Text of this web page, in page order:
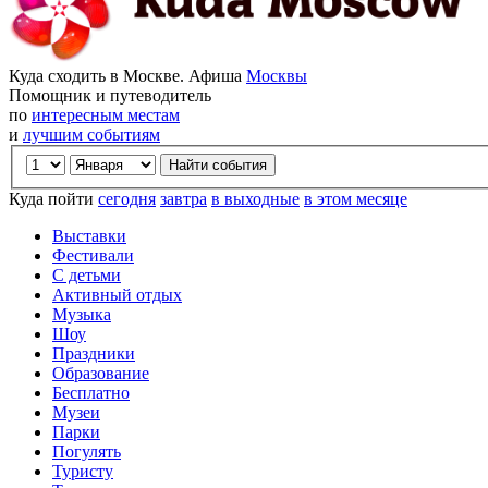
Куда сходить в Москве. Афиша Москвы
Помощник и путеводитель
по интересным местам
и лучшим событиям
Куда пойти сегодня завтра в выходные в этом месяце
Выставки
Фестивали
С детьми
Активный отдых
Музыка
Шоу
Праздники
Образование
Бесплатно
Музеи
Парки
Погулять
Туристу